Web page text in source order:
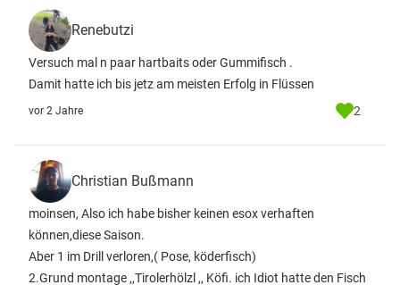
Renebutzi
Versuch mal n paar hartbaits oder Gummifisch .
Damit hatte ich bis jetz am meisten Erfolg in Flüssen
vor 2 Jahre 2
Christian Bußmann
moinsen, Also ich habe bisher keinen esox verhaften
können,diese Saison.
Aber 1 im Drill verloren,( Pose, köderfisch)
2.Grund montage ,,Tirolerhölzl ,, Köfi. ich Idiot hatte den Fisch